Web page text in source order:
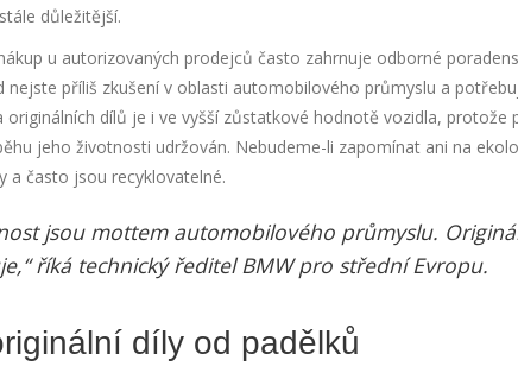
důležitější.
u autorizovaných prodejců často zahrnuje odborné
nejste příliš zkušení v oblasti automobilového průmyslu a
dílů je i ve vyšší zůstatkové hodnotě vozidla, protože
jeho životnosti udržován. Nebudeme-li zapomínat ani na
a často jsou recyklovatelné.
jsou mottem automobilového průmyslu.
říká technický ředitel BMW pro střední Evropu.
díly od padělků